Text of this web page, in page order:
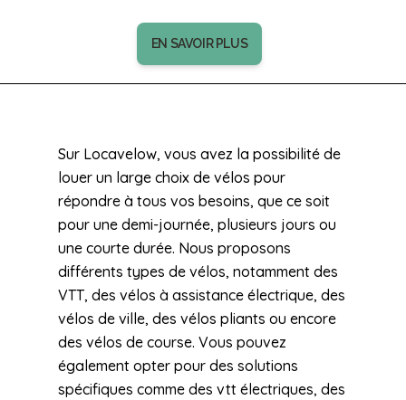
EN SAVOIR PLUS
Sur Locavelow, vous avez la possibilité de
louer un large choix de vélos pour
répondre à tous vos besoins, que ce soit
pour une demi-journée, plusieurs jours ou
une courte durée. Nous proposons
différents types de vélos, notamment des
VTT, des vélos à assistance électrique, des
vélos de ville, des vélos pliants ou encore
des vélos de course. Vous pouvez
également opter pour des solutions
spécifiques comme des vtt électriques, des